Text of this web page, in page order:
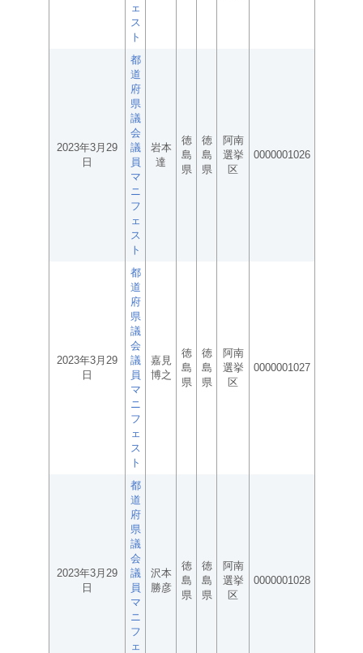
ェ
ス
ト
2023年3月29
日
都
道
府
県
議
会
議
員
マ
ニ
フ
ェ
ス
ト
岩本
達
徳
島
県
徳
島
県
阿南
選挙
区
0000001026
2023年3月29
日
都
道
府
県
議
会
議
員
マ
ニ
フ
ェ
ス
ト
嘉見
博之
徳
島
県
徳
島
県
阿南
選挙
区
0000001027
2023年3月29
日
都
道
府
県
議
会
議
員
マ
ニ
フ
ェ
沢本
勝彦
徳
島
県
徳
島
県
阿南
選挙
区
0000001028